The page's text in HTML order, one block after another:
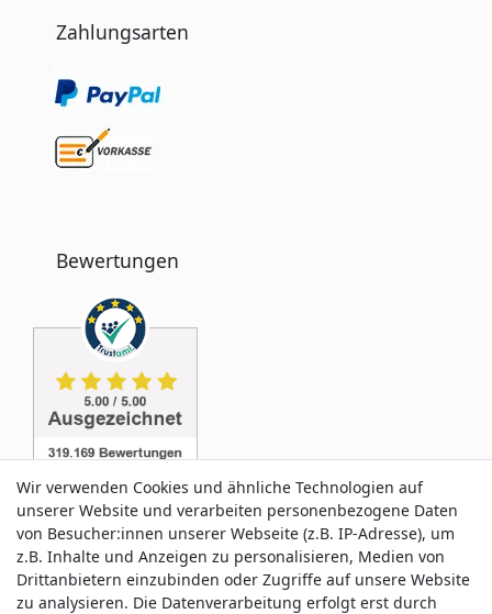
Zahlungsarten
Bewertungen
Service & Kontakt
Wir verwenden Cookies und ähnliche Technologien auf
unserer Website und verarbeiten personenbezogene Daten
von Besucher:innen unserer Webseite (z.B. IP-Adresse), um
z.B. Inhalte und Anzeigen zu personalisieren, Medien von
Drittanbietern einzubinden oder Zugriffe auf unsere Website
zu analysieren. Die Datenverarbeitung erfolgt erst durch